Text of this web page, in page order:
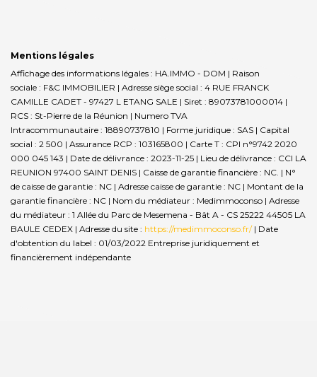
Mentions légales
Affichage des informations légales : HA.IMMO - DOM | Raison
sociale : F&C IMMOBILIER | Adresse siège social : 4 RUE FRANCK
CAMILLE CADET - 97427 L ETANG SALE | Siret : 89073781000014 |
RCS : St-Pierre de la Réunion | Numero TVA
Intracommunautaire : 18890737810 | Forme juridique : SAS | Capital
social : 2 500 | Assurance RCP : 103165800 | Carte T : CPI n°9742 2020
000 045 143 | Date de délivrance : 2023-11-25 | Lieu de délivrance : CCI LA
REUNION 97400 SAINT DENIS | Caisse de garantie financière : NC. | N°
de caisse de garantie : NC | Adresse caisse de garantie : NC | Montant de la
garantie financière : NC | Nom du médiateur : Medimmoconso | Adresse
du médiateur : 1 Allée du Parc de Mesemena - Bât A - CS 25222 44505 LA
BAULE CEDEX | Adresse du site : https://medimmoconso.fr/| Date
d'obtention du label : 01/03/2022 Entreprise juridiquement et
financièrement indépendante